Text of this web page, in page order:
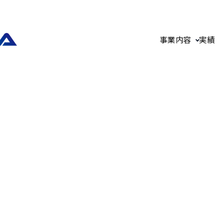
事業内容 実績